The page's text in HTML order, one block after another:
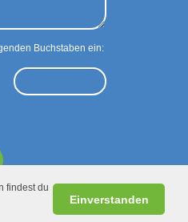
findest du
Einverstanden
Buchstaben ein: